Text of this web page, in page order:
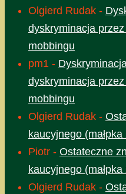
Olgierd Rudak -
dyskryminacja
mobbingu
pm1 -
dyskryminacja
mobbingu
Olgierd Rudak -
kaucyjnego
Piotr - Ostateczne
kaucyjnego
Olgierd Rudak -